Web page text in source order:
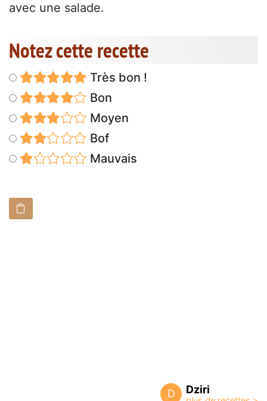
avec une salade.
Notez cette recette
Très bon !
Bon
Moyen
Bof
Mauvais
D Dziri